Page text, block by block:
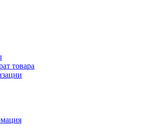
товара